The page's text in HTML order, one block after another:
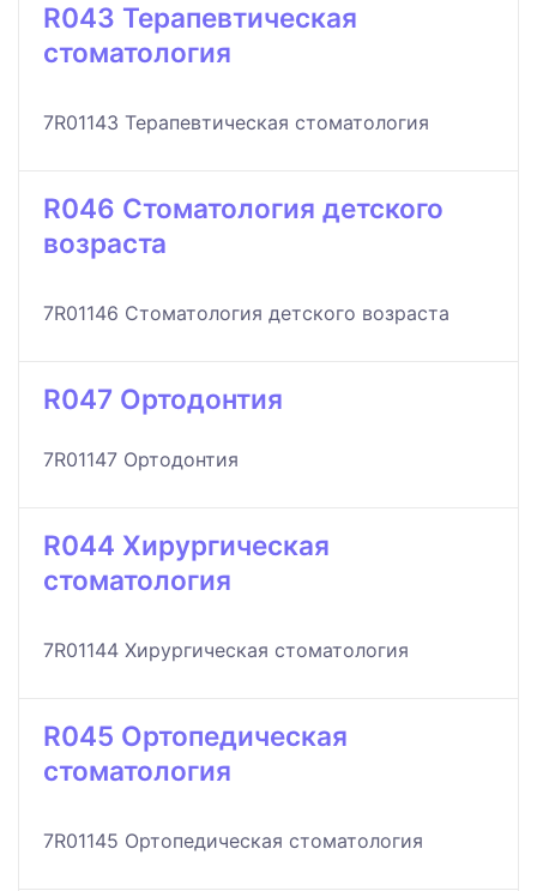
R043 Терапевтическая
стоматология
7R01143 Терапевтическая стоматология
R046 Стоматология детского
возраста
7R01146 Стоматология детского возраста
R047 Ортодонтия
7R01147 Ортодонтия
R044 Хирургическая
стоматология
7R01144 Хирургическая стоматология
R045 Ортопедическая
стоматология
7R01145 Ортопедическая стоматология